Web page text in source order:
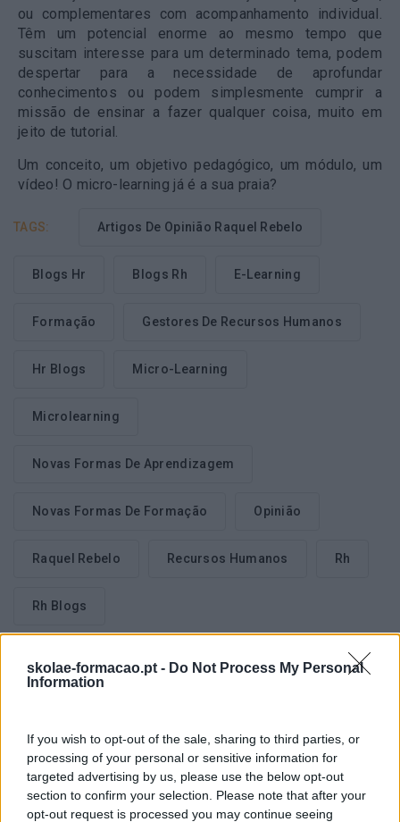
skolae-formacao.pt - Do Not Process My Personal
Information
If you wish to opt-out of the sale, sharing to third parties, or
processing of your personal or sensitive information for
targeted advertising by us, please use the below opt-out
section to confirm your selection. Please note that after your
opt-out request is processed you may continue seeing
ou complementares com acompanhamento individual.
Têm um potencial enorme ao mesmo tempo que
suscitam interesse para um determinado tema, podem
despertar para a necessidade de aprofundar
conhecimentos ou podem simplesmente cumprir a
missão de ensinar a fazer qualquer coisa, muito em
jeito de tutorial.
Um conceito, um objetivo pedagógico, um módulo, um
vídeo! O micro-learning já é a sua praia?
TAGS: Artigos De Opinião Raquel Rebelo
Blogs Hr Blogs Rh E-Learning
Formação Gestores De Recursos Humanos
Hr Blogs Micro-Learning
Microlearning
Novas Formas De Aprendizagem
Novas Formas De Formação Opinião
Raquel Rebelo Recursos Humanos Rh
Rh Blogs
Anterior
SABE COMO SERÁ O
DIRETOR DE RECURSOS
HUMANOS EM 2020?
CULTURA DE INOVAÇÃO
– A IMPORTÂNCIA DE
PRESERVAR O ADN DA
CONSULTORIA